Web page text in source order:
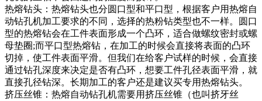
热熔钻头：热熔钻头也分圆口型和平口型，根据客户用热熔自
动钻孔机加工要求的不同，选择的热粉钻类型也不一样。圆口
型的热熔钻会在工件表面形成一个凸环，适合做螺纹密封或螺
母垫圈;而平口型热熔钻，在加工的时候会直接将表面的凸环
切掉，使工件表面平滑。但我们在给客户试样的时候，会直接
通过钻孔深度来决定是否有凸环，想要工件孔径表面平滑，就
直接孔径钻深。长期加工的客户还是建议买专用热熔钻头。
挤压丝锥：热熔自动钻孔机需要用挤压丝锥（也叫挤牙丝